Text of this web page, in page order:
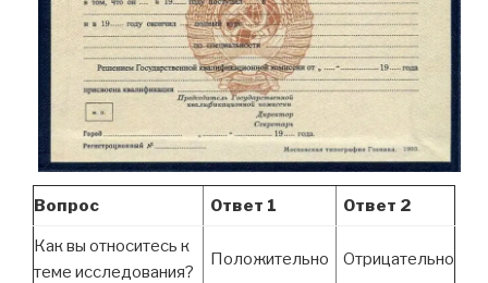
Вопрос Ответ 1 Ответ 2
Как вы относитесь к
теме исследования?
Положительно Отрицательно